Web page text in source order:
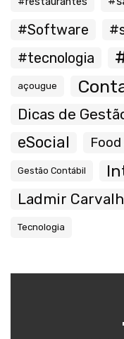
#Software
#tecnologia
açougue
Dicas de
eSocial
Gestão Contábil
Ladmir
Tecnologia